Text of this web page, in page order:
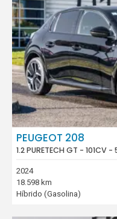
PEUGEOT 208
1.2 PURETECH GT - 101CV -
2024
18.598 km
Híbrido (Gasolina)